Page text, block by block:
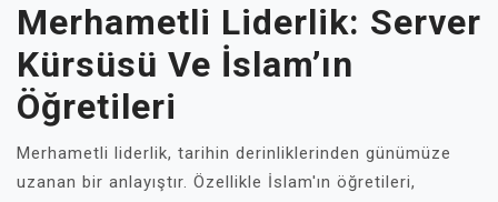
Merhametli Liderlik: Server
Kürsüsü Ve İslam’ın
Öğretileri
Merhametli liderlik, tarihin derinliklerinden günümüze
uzanan bir anlayıştır. Özellikle İslam'ın öğretileri,